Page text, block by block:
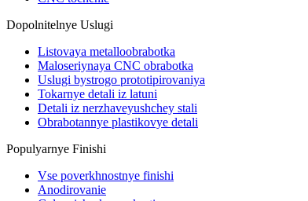
Dopolnitelnye Uslugi
Listovaya metalloobrabotka
Maloseriynaya CNC obrabotka
Uslugi bystrogo prototipirovaniya
Tokarnye detali iz latuni
Detali iz nerzhaveyushchey stali
Obrabotannye plastikovye detali
Populyarnye Finishi
Vse poverkhnostnye finishi
Anodirovanie